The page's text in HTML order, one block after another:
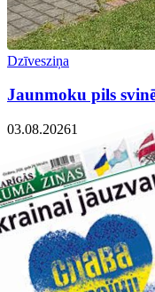
Dzīvesziņa
Jaunmoku pils
03.08.20261